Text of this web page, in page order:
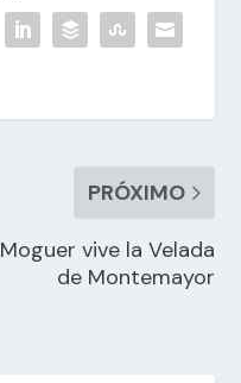
PRÓXIMO
Moguer vive la Velada
de Montemayor